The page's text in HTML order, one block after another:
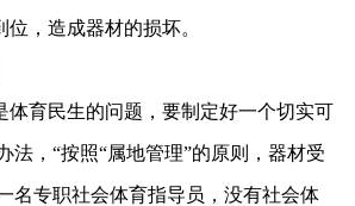
，造成器材的损坏。
育民生的问题，要制定好一个切实可
法，“按照“属地管理”的原则，器材受
名专职社会体育指导员，没有社会体